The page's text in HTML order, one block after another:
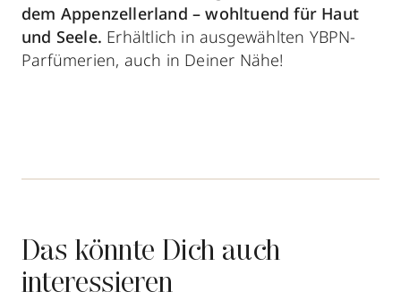
dem Appenzellerland – wohltuend für Haut
und Seele. Erhältlich in ausgewählten YBPN-
Parfümerien, auch in Deiner Nähe!
Das könnte Dich auch
interessieren